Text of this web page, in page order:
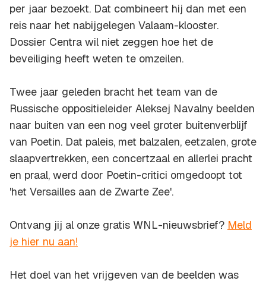
per jaar bezoekt. Dat combineert hij dan met een
reis naar het nabijgelegen Valaam-klooster.
Dossier Centra wil niet zeggen hoe het de
beveiliging heeft weten te omzeilen.
Twee jaar geleden bracht het team van de
Russische oppositieleider Aleksej Navalny beelden
naar buiten van een nog veel groter buitenverblijf
van Poetin. Dat paleis, met balzalen, eetzalen, grote
slaapvertrekken, een concertzaal en allerlei pracht
en praal, werd door Poetin-critici omgedoopt tot
'het Versailles aan de Zwarte Zee'.
Ontvang jij al onze gratis WNL-nieuwsbrief? Meld
je hier nu aan!
Het doel van het vrijgeven van de beelden was